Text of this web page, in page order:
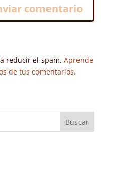
reducir el spam. Aprende
de tus comentarios.